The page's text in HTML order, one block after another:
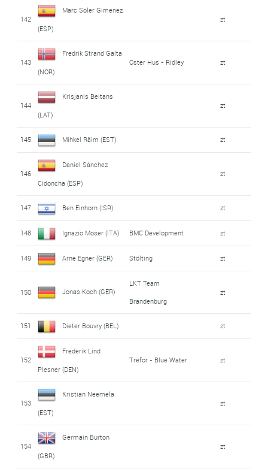
142
Marc Soler Gimenez
(ESP)
zt
143
Fredrik Strand Galta
(NOR)
Oster Hus - Ridley zt
144
Krisjanis Beitans
(LAT)
zt
145 Mihkel Räim (EST) zt
146
Daniel Sánchez
Cidoncha (ESP)
zt
147 Ben Einhorn (ISR) zt
148 Ignazio Moser (ITA) BMC Development zt
149 Arne Egner (GER) Stölting zt
150 Jonas Koch (GER)
LKT Team
Brandenburg
zt
151 Dieter Bouvry (BEL) zt
152
Frederik Lind
Plesner (DEN)
Trefor - Blue Water zt
153
Kristian Neemela
(EST)
zt
154
Germain Burton
(GBR)
zt